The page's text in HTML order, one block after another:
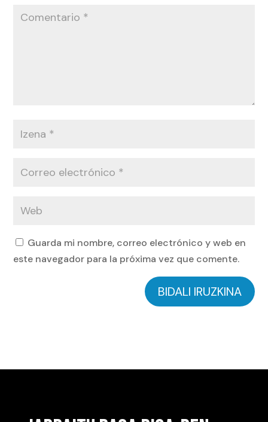
Guarda mi nombre, correo electrónico y web en
este navegador para la próxima vez que comente.
BIDALI IRUZKINA